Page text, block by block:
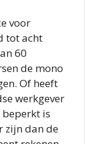
voor
tot acht
60
de mono
Of heeft
werkgever
is
zijn dan de